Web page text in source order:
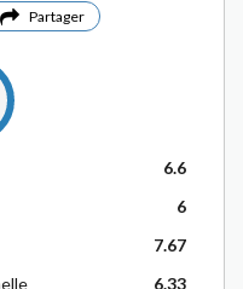
Partager
6.6
6
7.67
6.33